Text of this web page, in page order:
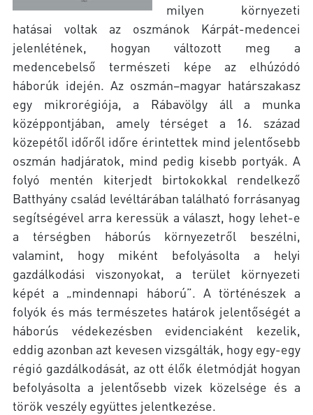
milyen környezeti
hatásai voltak az oszmánok Kárpát-medencei
jelenlétének, hogyan változott meg a
medencebelső természeti képe az elhúzódó
háborúk idején. Az oszmán–magyar határszakasz
egy mikrorégiója, a Rábavölgy áll a munka
középpontjában, amely térséget a 16. század
közepétől időről időre érintettek mind jelentősebb
oszmán hadjáratok, mind pedig kisebb portyák. A
folyó mentén kiterjedt birtokokkal rendelkező
Batthyány család levéltárában található forrásanyag
segítségével arra keressük a választ, hogy lehet-e
a térségben háborús környezetről beszélni,
valamint, hogy miként befolyásolta a helyi
gazdálkodási viszonyokat, a terület környezeti
képét a „mindennapi háború”. A történészek a
folyók és más természetes határok jelentőségét a
háborús védekezésben evidenciaként kezelik,
eddig azonban azt kevesen vizsgálták, hogy egy-egy
régió gazdálkodását, az ott élők életmódját hogyan
befolyásolta a jelentősebb vizek közelsége és a
török veszély együttes jelentkezése.